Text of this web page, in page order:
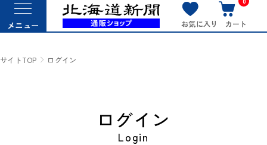
メニュー お気に入り カート
サイトTOP ログイン
ログイン
Login